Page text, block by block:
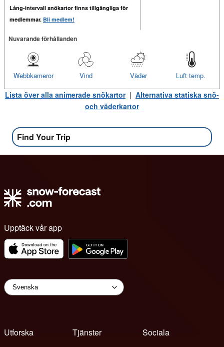
Lång-intervall snökartor finns tillgängliga för
medlemmar. Bli medlem!
Nuvarande förhållanden
Luft temp.
Väder
Vind
Webbkameror
Lista över alla animerade snökartor| Alternativa statiska snö-
och väderkartor
Find Your Trip
Upptäck vår app
Utforska
Tjänster
Sociala